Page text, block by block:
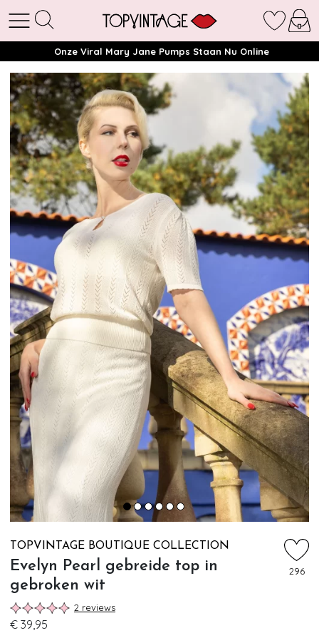
Onze Viral Mary Jane Pumps Staan Nu Online
TOPVINTAGE BOUTIQUE COLLECTION
Evelyn Pearl gebreide top in
gebroken wit
296
2 reviews
€ 39,95